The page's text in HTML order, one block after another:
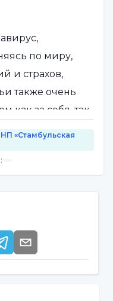
по миру,
и страхов,
также очень
как за себя, так
самая
решить,
тревоги и
тревожность
с
«Стамбульская
: